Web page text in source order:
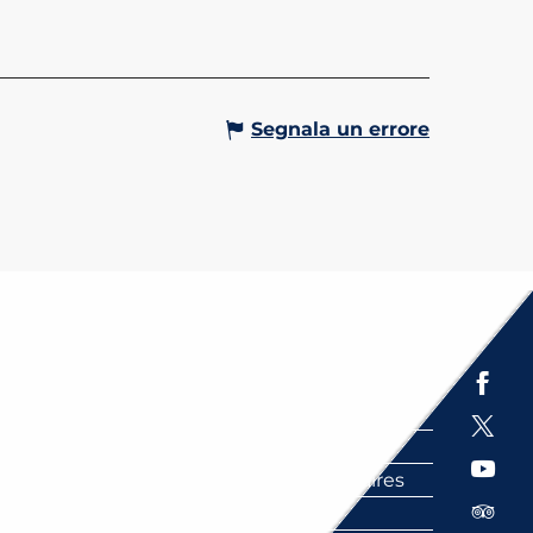
Segnala un errore
Partenaires